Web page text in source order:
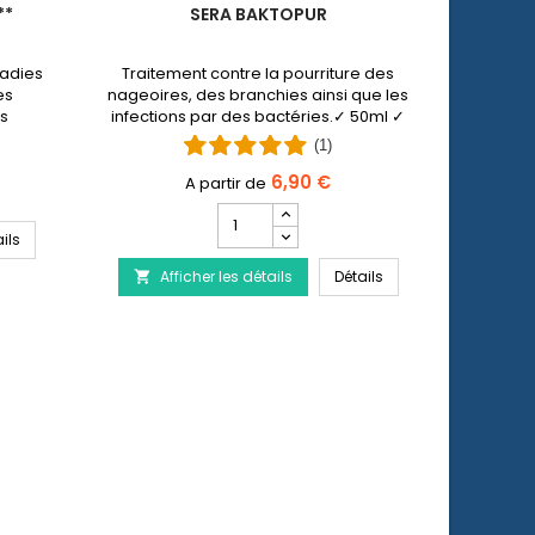
par
SERA BAKTOPUR
Traitement contre la pourriture des
nageoires, des branchies ainsi que les
infections par des bactéries.✓ 50ml ✓
100 ml ✓ 500 ml.(1)
6,90 €
quantité
du
produit
SERA
 Afficher les détails DétailsSERA Baktopur